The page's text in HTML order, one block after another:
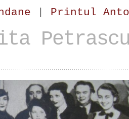
Printul